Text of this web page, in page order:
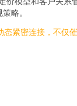
略。
紧密连接，不仅